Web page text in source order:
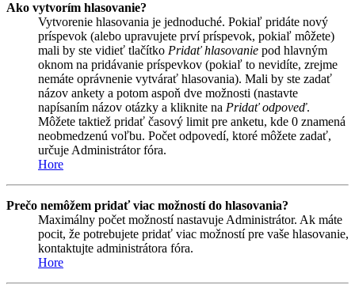
Ako vytvorím hlasovanie?
Vytvorenie hlasovania je jednoduché. Pokiaľ pridáte nový
príspevok (alebo upravujete prví príspevok, pokiaľ môžete)
mali by ste vidieť tlačítko Pridať hlasovanie pod hlavným
oknom na pridávanie príspevkov (pokiaľ to nevidíte, zrejme
nemáte oprávnenie vytvárať hlasovania). Mali by ste zadať
názov ankety a potom aspoň dve možnosti (nastavte
napísaním názov otázky a kliknite na Pridať odpoveď.
Môžete taktiež pridať časový limit pre anketu, kde 0 znamená
neobmedzenú voľbu. Počet odpovedí, ktoré môžete zadať,
určuje Administrátor fóra.
Hore
Prečo nemôžem pridať viac možností do hlasovania?
Maximálny počet možností nastavuje Administrátor. Ak máte
pocit, že potrebujete pridať viac možností pre vaše hlasovanie,
kontaktujte administrátora fóra.
Hore